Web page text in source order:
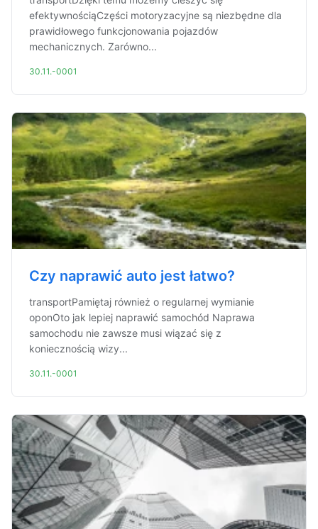
efektywnościąCzęści motoryzacyjne są niezbędne dla
prawidłowego funkcjonowania pojazdów
mechanicznych. Zarówno...
30.11.-0001
Czy naprawić auto jest łatwo?
transportPamiętaj również o regularnej wymianie
oponOto jak lepiej naprawić samochód Naprawa
samochodu nie zawsze musi wiązać się z
koniecznością wizy...
30.11.-0001